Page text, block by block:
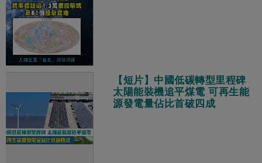
【短片】中國低碳轉型里程碑
太陽能裝機追平煤電 可再生能
源發電量佔比首破四成